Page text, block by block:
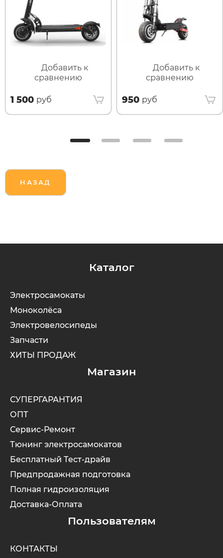
Добавить к
сравнению
1 500 руб
Добавить к
сравнению
950 руб
НАЗАД
Каталог
Электросамокаты
Моноколёса
Электровелосипеды
Запчасти
ХИТЫ ПРОДАЖ
Магазин
СУПЕРГАРАНТИЯ
ОПТ
Сервис-Ремонт
Тюнинг электросамокатов
Бесплатный Тест-драйв
Предпродажная подготовка
Полная гидроизоляция
Доставка-Оплата
Пользователям
КОНТАКТЫ